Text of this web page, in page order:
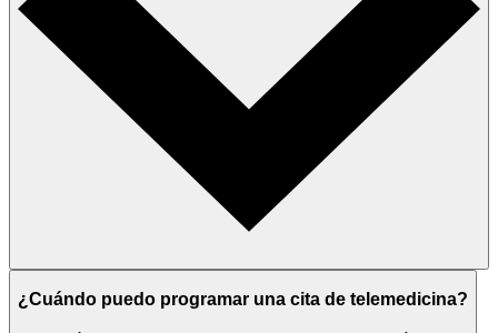
¿Cuándo puedo programar una cita de telemedicina?